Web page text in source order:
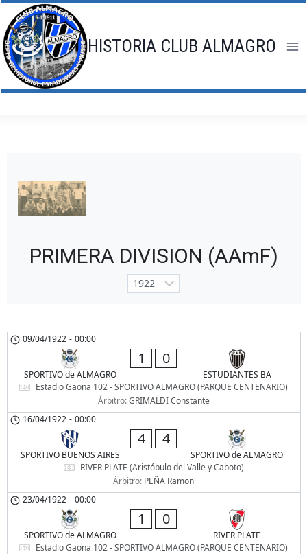
Saltar
al
contenido
HISTORIA CLUB ALMAGRO
PRIMERA DIVISION (AAmF)
09/04/1922 - 00:00
SPORTIVO de ALMAGRO
1 0
ESTUDIANTES BA
Estadio Gaona 102 - SPORTIVO ALMAGRO (PARQUE CENTENARIO)
Árbitro:GRIMALDI Constante
16/04/1922 - 00:00
SPORTIVO BUENOS AIRES
4 4
SPORTIVO de ALMAGRO
RIVER PLATE (Aristóbulo del Valle y Caboto)
Árbitro: PEÑA Ramon
23/04/1922 - 00:00
SPORTIVO de ALMAGRO
1 0
RIVER PLATE
Estadio Gaona 102 - SPORTIVO ALMAGRO (PARQUE CENTENARIO)